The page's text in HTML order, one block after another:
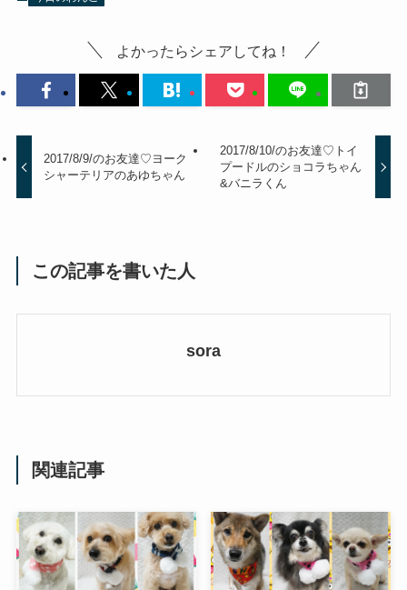
よかったらシェアしてね！
2017/8/9/のお友達♡ヨーク
シャーテリアのあゆちゃん
2017/8/10/のお友達♡トイ
プードルのショコラちゃん
&バニラくん
この記事を書いた人
sora
関連記事